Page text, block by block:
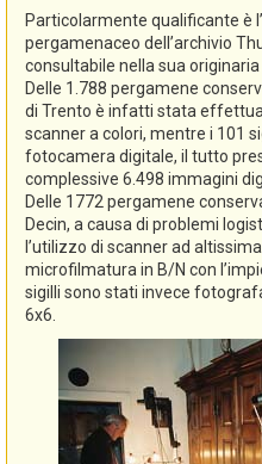
Particolarmente qualificante è
pergamenaceo dell’archivio
consultabile nella sua
Delle 1.788 pergamene
di Trento è infatti stata
scanner a colori, mentre i 101
fotocamera digitale, il tutto
complessive 6.498 immagini
Delle 1772 pergamene
Decin, a causa di problemi
l’utilizzo di scanner ad
microfilmatura in B/N con
sigilli sono stati invece
6x6.